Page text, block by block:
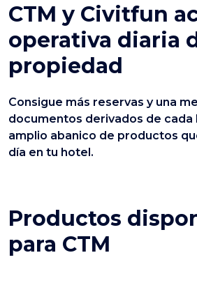
CTM y Civitfun
operativa diaria
propiedad
Consigue más reservas y una
documentos derivados de cada
amplio abanico de productos
día en tu hotel.
Productos
para CTM